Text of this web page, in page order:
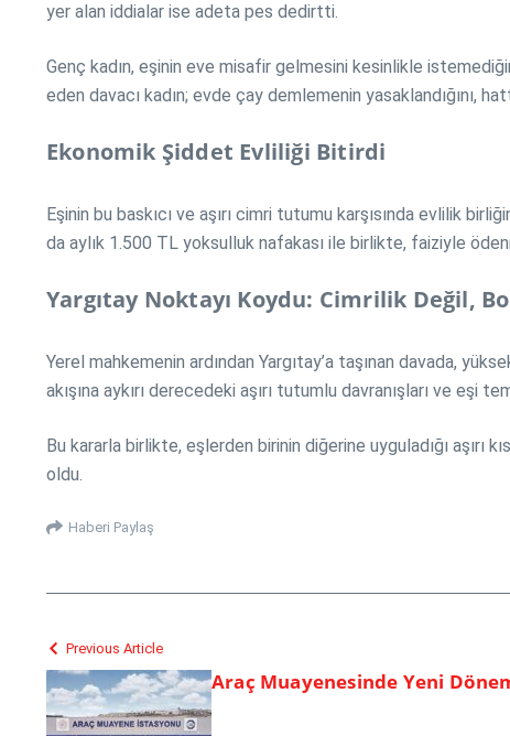
yer alan iddialar ise adeta pes dedirtti.
Genç kadın, eşinin eve misafir gelmesini kesinlikle
eden davacı kadın; evde çay demlemenin yasaklandığını,
Ekonomik Şiddet Evliliği Bitirdi
Eşinin bu baskıcı ve aşırı cimri tutumu karşısında evlilik
da aylık 1.500 TL yoksulluk nafakası ile birlikte, faiziyle
Yargıtay Noktayı Koydu: Cimrilik Değil,
Yerel mahkemenin ardından Yargıtay’a taşınan davada,
akışına aykırı derecedeki aşırı tutumlu davranışları ve eşi
Bu kararla birlikte, eşlerden birinin diğerine uyguladığı aşırı
oldu.
Haberi Paylaş
Previous Article
Araç Muayenesinde Yeni